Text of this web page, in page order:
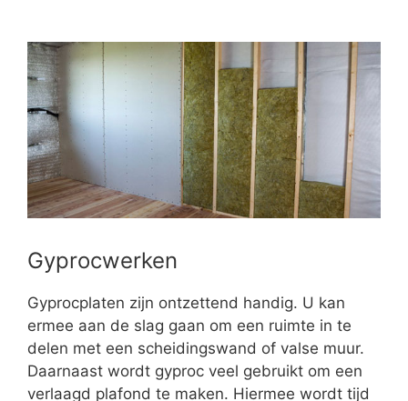
Gyprocwerken
Gyprocplaten zijn ontzettend handig. U kan
ermee aan de slag gaan om een ruimte in te
delen met een scheidingswand of valse muur.
Daarnaast wordt gyproc veel gebruikt om een
verlaagd plafond te maken. Hiermee wordt tijd